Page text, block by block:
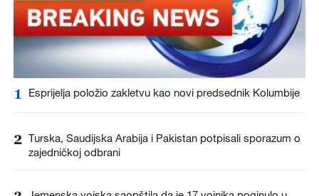
1 Esprijelja položio zakletvu kao novi predsednik Kolumbije
2 Turska, Saudijska Arabija i Pakistan potpisali sporazum o
zajedničkoj odbrani